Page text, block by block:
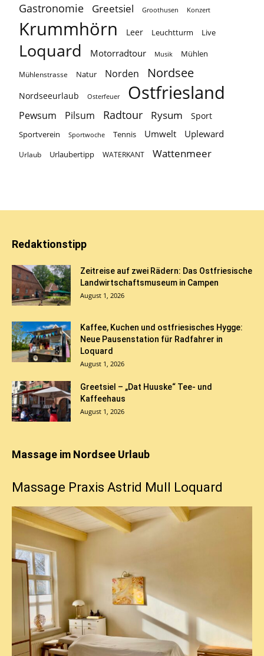
Gastronomie Greetsiel Groothusen Konzert
Krummhörn Leer Leuchtturm Live
Loquard Motorradtour Musik Mühlen
Mühlenstrasse Natur Norden Nordsee
Nordseeurlaub Osterfeuer Ostfriesland
Pewsum Pilsum Radtour Rysum Sport
Sportverein Sportwoche Tennis Umwelt Upleward
Urlaub Urlaubertipp WATERKANT Wattenmeer
Redaktionstipp
Zeitreise auf zwei Rädern: Das Ostfriesische
Landwirtschaftsmuseum in Campen
August 1, 2026
Kaffee, Kuchen und ostfriesisches Hygge:
Neue Pausenstation für Radfahrer in
Loquard
August 1, 2026
Greetsiel – „Dat Huuske“ Tee- und
Kaffeehaus
August 1, 2026
Massage im Nordsee Urlaub
Massage Praxis Astrid Mull Loquard